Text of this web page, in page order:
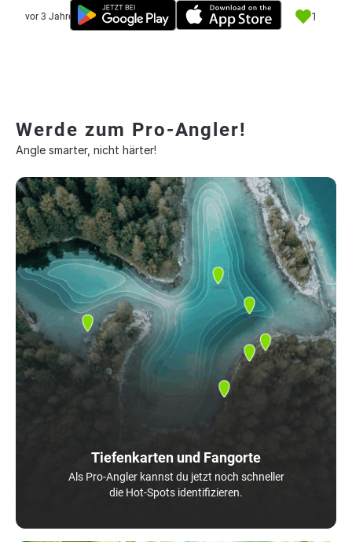
vor 3 Jahre 1
Werde zum Pro-Angler!
Angle smarter, nicht härter!
Tiefenkarten und Fangorte
Als Pro-Angler kannst du jetzt noch schneller
die Hot-Spots identifizieren.